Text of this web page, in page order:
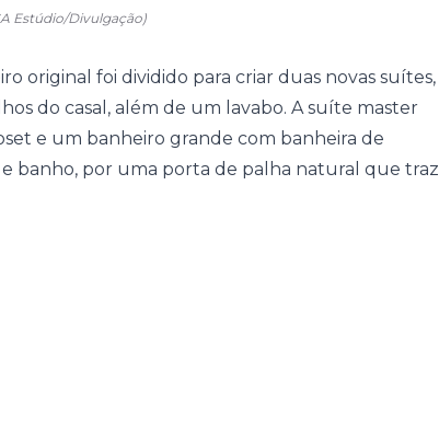
Estúdio/Divulgação)
original foi dividido para criar duas novas suítes,
do casal, além de um lavabo. A suíte master
e um banheiro grande com banheira de
e banho, por uma porta de palha natural que traz